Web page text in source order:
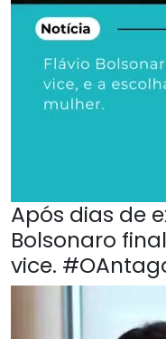
Após dias de
Bolsonaro
vice.